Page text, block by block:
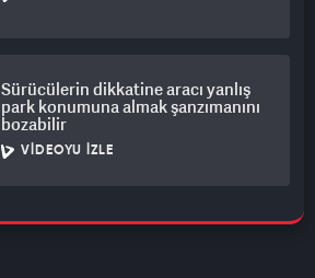
Sürücülerin dikkatine aracı yanlış
park konumuna almak şanzımanını
bozabilir
VIDEOYU İZLE